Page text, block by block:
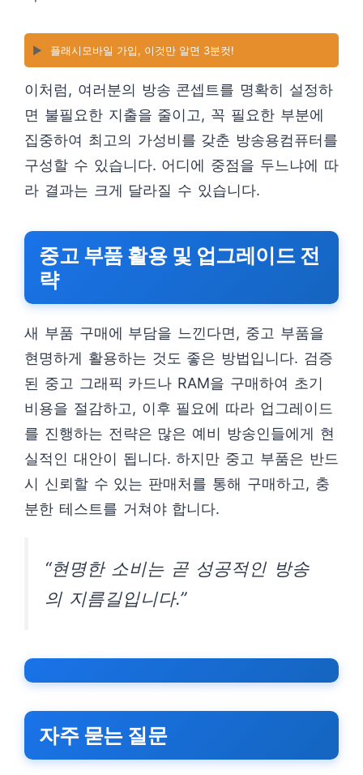
▶️ 플래시모바일 가입, 이것만 알면 3분컷!
이처럼, 여러분의 방송 콘셉트를 명확히 설정하
면 불필요한 지출을 줄이고, 꼭 필요한 부분에
집중하여 최고의 가성비를 갖춘 방송용컴퓨터를
구성할 수 있습니다. 어디에 중점을 두느냐에 따
라 결과는 크게 달라질 수 있습니다.
중고 부품 활용 및 업그레이드 전
략
새 부품 구매에 부담을 느낀다면, 중고 부품을
현명하게 활용하는 것도 좋은 방법입니다. 검증
된 중고 그래픽 카드나 RAM을 구매하여 초기
비용을 절감하고, 이후 필요에 따라 업그레이드
를 진행하는 전략은 많은 예비 방송인들에게 현
실적인 대안이 됩니다. 하지만 중고 부품은 반드
시 신뢰할 수 있는 판매처를 통해 구매하고, 충
분한 테스트를 거쳐야 합니다.
“현명한 소비는 곧 성공적인 방송
의 지름길입니다.”
자주 묻는 질문